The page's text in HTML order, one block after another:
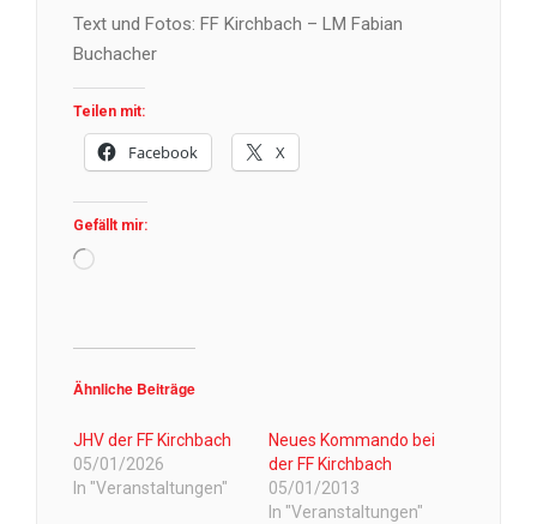
Text und Fotos: FF Kirchbach – LM Fabian
Buchacher
Teilen mit:
Facebook X
Gefällt mir:
Wird
Ähnliche Beiträge
JHV der FF Kirchbach
05/01/2026
In "Veranstaltungen"
Neues Kommando bei
der FF Kirchbach
05/01/2013
In "Veranstaltungen"